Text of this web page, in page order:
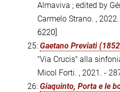
Almaviva ; edited by
Carmelo Strano. ,
6220]
25: Gaetano Previati
"Via Crucis" alla
Micol Forti. , 2021. -
26: Giaquinto, Porta e le